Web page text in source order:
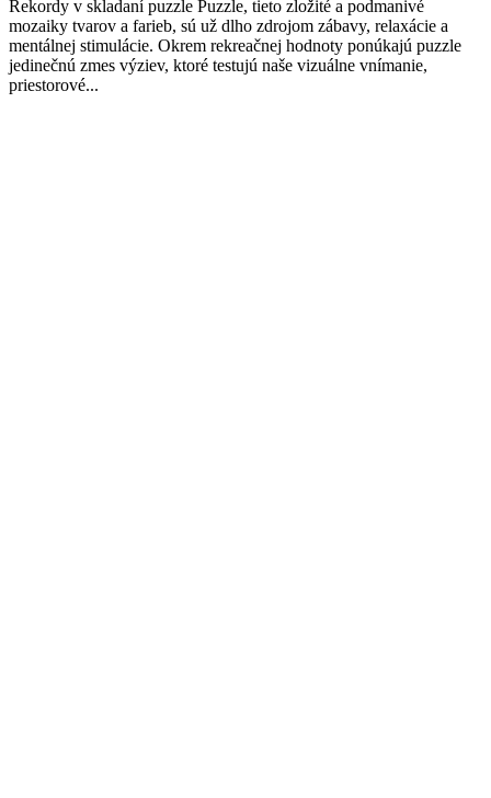
Rekordy v skladaní puzzle Puzzle, tieto zložité a podmanivé
mozaiky tvarov a farieb, sú už dlho zdrojom zábavy, relaxácie a
mentálnej stimulácie. Okrem rekreačnej hodnoty ponúkajú puzzle
jedinečnú zmes výziev, ktoré testujú naše vizuálne vnímanie,
priestorové...